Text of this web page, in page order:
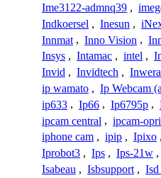
Ime3122-admnq39 ,
Indkoersel , Inesun ,
Innmat , Inno Vision ,
Insys , Intamac , intel ,
Invid , Invidtech ,
ip wamato , Ip Webcam
ip633 , Ip66 , Ip6795p ,
ipcam central , ipcam-
iphone cam , ipip , Ipixo ,
Iprobot3 , Ips , Ips-21w ,
Isabeau , Isbsupport , Isd